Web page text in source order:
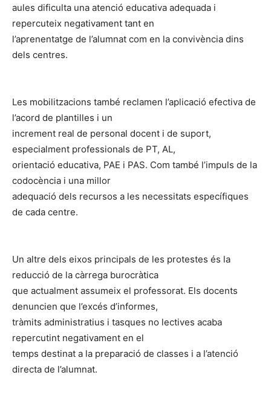
aules dificulta una atenció educativa adequada i
repercuteix negativament tant en
l’aprenentatge de l’alumnat com en la convivència dins
dels centres.
Les mobilitzacions també reclamen l’aplicació efectiva de
l’acord de plantilles i un
increment real de personal docent i de suport,
especialment professionals de PT, AL,
orientació educativa, PAE i PAS. Com també l’impuls de la
codocència i una millor
adequació dels recursos a les necessitats específiques
de cada centre.
Un altre dels eixos principals de les protestes és la
reducció de la càrrega burocràtica
que actualment assumeix el professorat. Els docents
denuncien que l’excés d’informes,
tràmits administratius i tasques no lectives acaba
repercutint negativament en el
temps destinat a la preparació de classes i a l’atenció
directa de l’alumnat.